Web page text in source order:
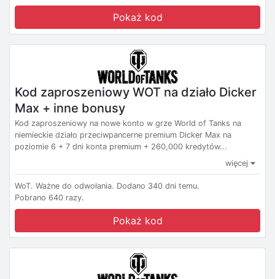
Pokaż kod
Kod zaproszeniowy WOT na działo Dicker
Max + inne bonusy
Kod zaproszeniowy na nowe konto w grze World of Tanks na
niemieckie działo przeciwpancerne premium Dicker Max na
poziomie 6 + 7 dni konta premium + 260,000 kredytów...
więcej
WoT. Ważne do odwołania. Dodano 340 dni temu.
Pobrano 640 razy.
Pokaż kod